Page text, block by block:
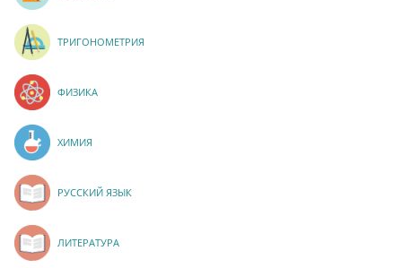
ТРИГОНОМЕТРИЯ
ФИЗИКА
ХИМИЯ
РУССКИЙ ЯЗЫК
ЛИТЕРАТУРА